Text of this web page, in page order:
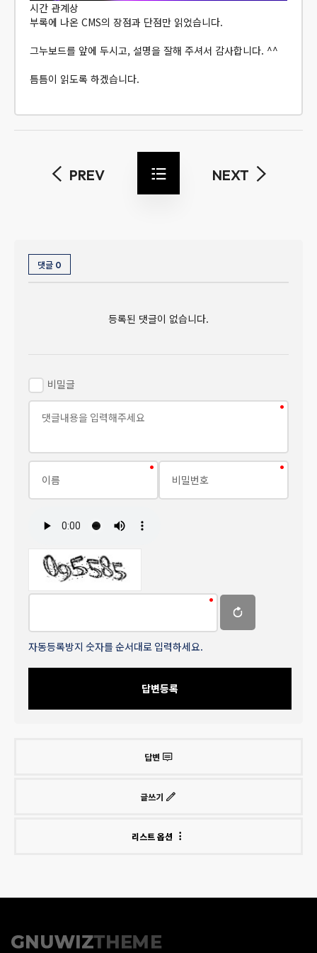
시간 관계상
부록에 나온 CMS의 장점과 단점만 읽었습니다.
그누보드를 앞에 두시고, 설명을 잘해 주셔서 감사합니다. ^^
틈틈이 읽도록 하겠습니다.
PREV NEXT
댓글 0
등록된 댓글이 없습니다.
비밀글
자동등록방지 숫자를 순서대로 입력하세요.
답변등록
답변
글쓰기
리스트 옵션